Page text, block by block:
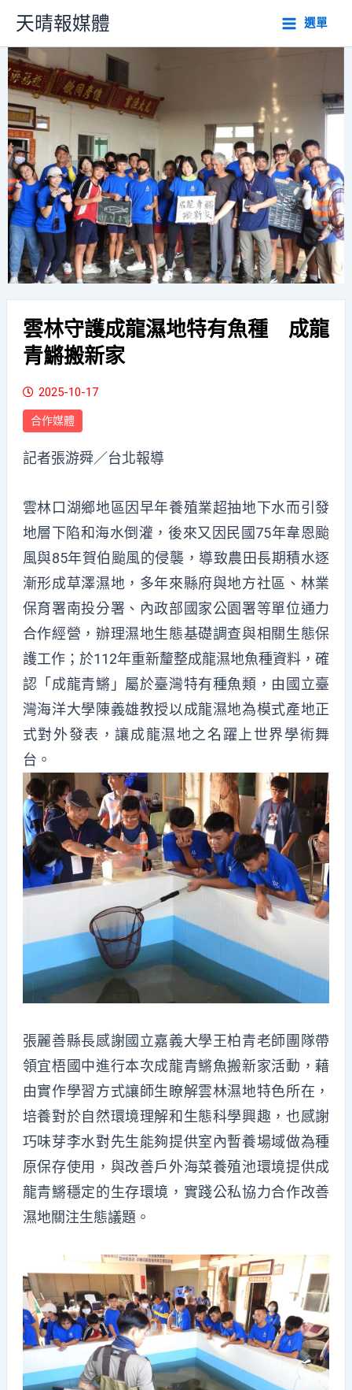
主
要
內
容
天晴報媒體 選單
雲林守護成龍濕地特有魚種 成龍
青鱂搬新家
2025-10-17
合作媒體
記者張游舜／台北報導
雲林口湖鄉地區因早年養殖業超抽地下水而引發
地層下陷和海水倒灌，後來又因民國75年韋恩颱
風與85年賀伯颱風的侵襲，導致農田長期積水逐
漸形成草澤濕地，多年來縣府與地方社區、林業
保育署南投分署、內政部國家公園署等單位通力
合作經營，辦理濕地生態基礎調查與相關生態保
護工作；於112年重新釐整成龍濕地魚種資料，確
認「成龍青鱂」屬於臺灣特有種魚類，由國立臺
灣海洋大學陳義雄教授以成龍濕地為模式產地正
式對外發表，讓成龍濕地之名躍上世界學術舞
台。
張麗善縣長感謝國立嘉義大學王柏青老師團隊帶
領宜梧國中進行本次成龍青鱂魚搬新家活動，藉
由實作學習方式讓師生瞭解雲林濕地特色所在，
培養對於自然環境理解和生態科學興趣，也感謝
巧味芽李水對先生能夠提供室內暫養場域做為種
原保存使用，與改善戶外海菜養殖池環境提供成
龍青鱂穩定的生存環境，實踐公私協力合作改善
濕地關注生態議題。